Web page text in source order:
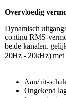
Overvloedig
Dynamisch
continu RMS-
beide kanalen.
20Hz - 20kHz) met
Aan/uit-
Ongekend